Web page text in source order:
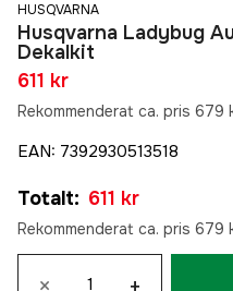
HUSQVARNA
Husqvarna Ladybug
Dekalkit
611 kr
Rekommenderat ca. pris 679
EAN: 7392930513518
Totalt: 611 kr
Rekommenderat ca. pris 679